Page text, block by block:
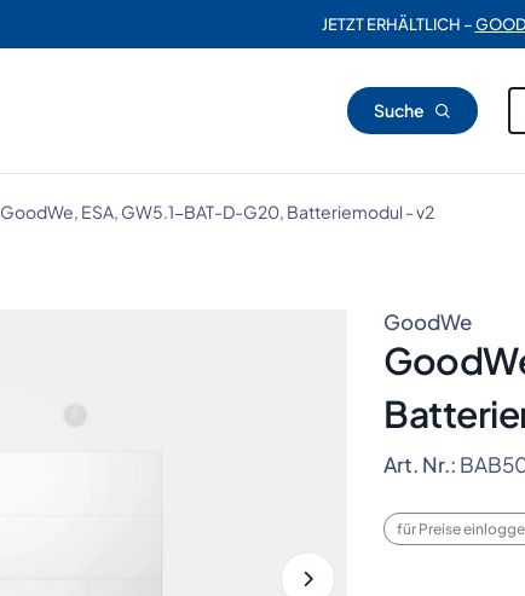
JETZT ERHÄLTLICH –
Suche
GoodWe, ESA, GW5.1-BAT-D-G20, Batteriemodul - v2
GoodWe
Art. Nr.:
für Preise